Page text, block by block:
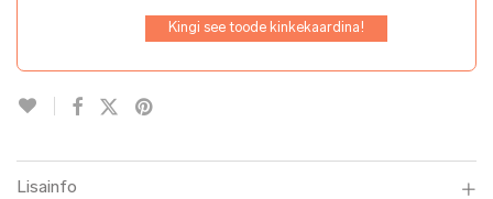
Kingi see toode kinkekaardina!
Lisainfo